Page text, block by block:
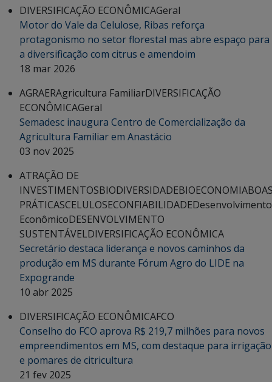
DIVERSIFICAÇÃO ECONÔMICAGeral
Motor do Vale da Celulose, Ribas reforça
protagonismo no setor florestal mas abre espaço para
a diversificação com citrus e amendoim
18 mar 2026
AGRAERAgricultura FamiliarDIVERSIFICAÇÃO
ECONÔMICAGeral
Semadesc inaugura Centro de Comercialização da
Agricultura Familiar em Anastácio
03 nov 2025
ATRAÇÃO DE
INVESTIMENTOSBIODIVERSIDADEBIOECONOMIA
PRÁTICASCELULOSECONFIABILIDADEDesenvolvimento
EconômicoDESENVOLVIMENTO
SUSTENTÁVELDIVERSIFICAÇÃO ECONÔMICA
Secretário destaca liderança e novos caminhos da
produção em MS durante Fórum Agro do LIDE na
Expogrande
10 abr 2025
DIVERSIFICAÇÃO ECONÔMICAFCO
Conselho do FCO aprova R$ 219,7 milhões para novos
empreendimentos em MS, com destaque para irrigação
e pomares de citricultura
21 fev 2025